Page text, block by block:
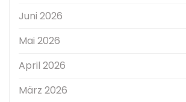
Juni 2026
Mai 2026
April 2026
März 2026